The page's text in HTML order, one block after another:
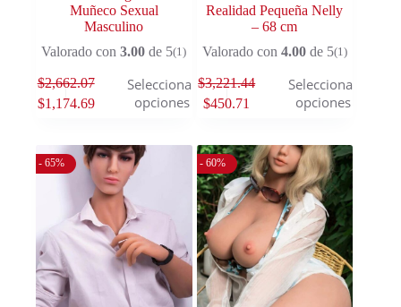
Muñeco Sexual
Masculino
Valorado con3.00 de 5(1)
$2,662.07
$1,174.69
Seleccionar
opciones
Realidad Pequeña Nelly
– 68 cm
Valorado con 4.00de 5(1)
$3,221.44
$450.71
Seleccionar
opciones
- 65% - 60%